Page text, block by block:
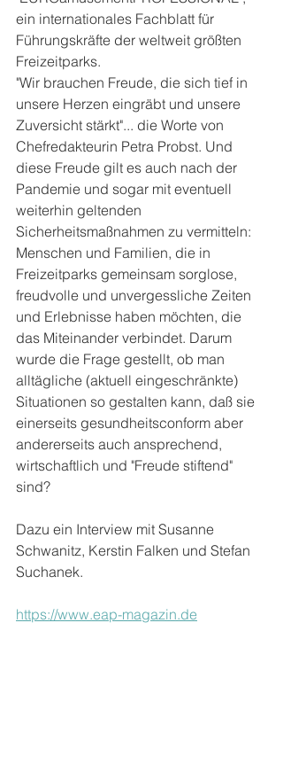
ein internationales Fachblatt für
Führungskräfte der weltweit größten
Freizeitparks.
"Wir brauchen Freude, die sich tief in
unsere Herzen eingräbt und unsere
Zuversicht stärkt"... die Worte von
Chefredakteurin Petra Probst. Und
diese Freude gilt es auch nach der
Pandemie und sogar mit eventuell
weiterhin geltenden
Sicherheitsmaßnahmen zu vermitteln:
Menschen und Familien, die in
Freizeitparks gemeinsam sorglose,
freudvolle und unvergessliche Zeiten
und Erlebnisse haben möchten, die
das Miteinander verbindet. Darum
wurde die Frage gestellt, ob man
alltägliche (aktuell eingeschränkte)
Situationen so gestalten kann, daß sie
einerseits gesundheitsconform aber
andererseits auch ansprechend,
wirtschaftlich und "Freude stiftend"
sind?
Dazu ein Interview mit Susanne
Schwanitz, Kerstin Falken und Stefan
Suchanek.
https://www.eap-magazin.de